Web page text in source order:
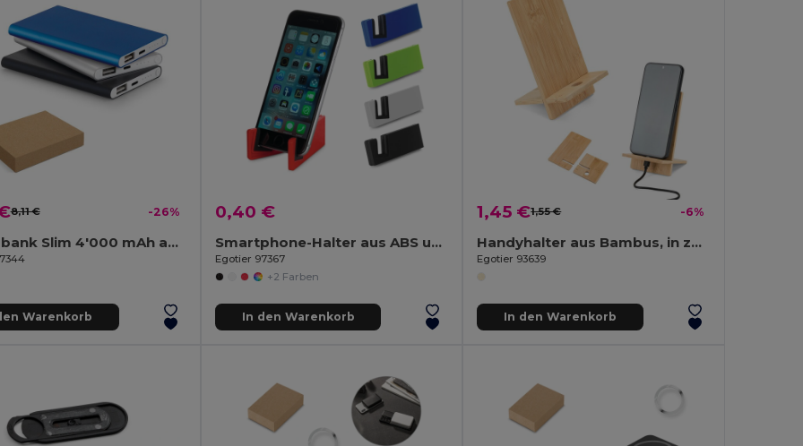
8,11 € -26%
Powerbank Slim 4'000 mAh aus Recyceltes Aluminium (100% rAL) und Recyceltes ABS (100% rABS)
Warenkorb
0,40 €
Smartphone-Halter aus ABS und TPR
Egotier 97367
+2 Farben
In den Warenkorb
1,45 €1,55 € -6%
Handyhalter aus Bambus, in zwei Teile zerlegbar
Egotier 93639
In den Warenkorb